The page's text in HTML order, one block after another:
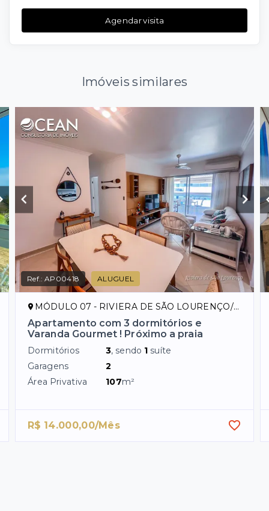
Agendar visita
Imóveis similares
Ref.:AP00418 ALUGUEL
MÓDULO 07 - RIVIERA DE SÃO LOURENÇO/SP
Apartamento com 3 dormitórios e
Varanda Gourmet ! Próximo a praia
Dormitórios 3, sendo 1 suíte
Garagens
2
Área Privativa
107m²
R$ 14.000,00/Mês